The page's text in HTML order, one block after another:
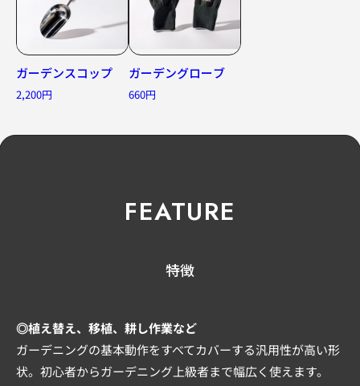
ガーデンスコップ
2,200円
ガーデングローブ
660円
FEATURE
特徴
◎植え替え、移植、耕し作業など
ガーデニングの基本動作をすべてカバーする汎用性が高い形
状。初心者からガーデニング上級者まで幅広く使えます。